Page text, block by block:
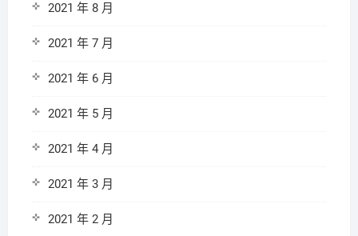
2021 年 8 月
2021 年 7 月
2021 年 6 月
2021 年 5 月
2021 年 4 月
2021 年 3 月
2021 年 2 月